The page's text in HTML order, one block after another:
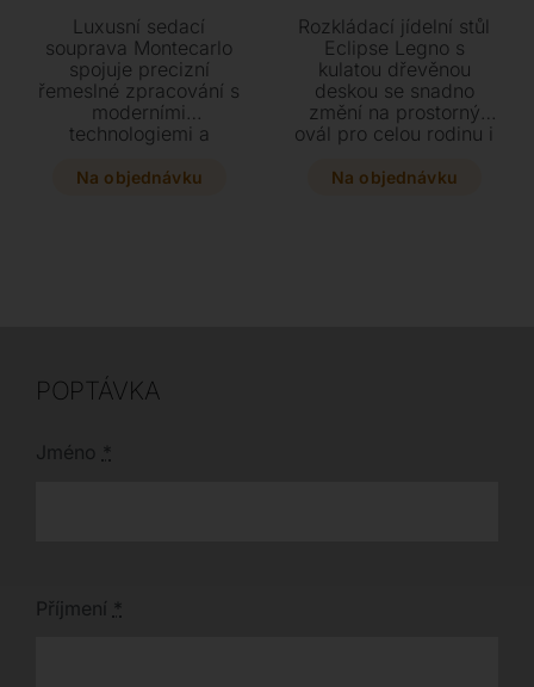
Luxusní sedací
souprava Montecarlo
spojuje precizní
řemeslné zpracování s
moderními
technologiemi a
designem. Dopřejte si
Na objednávku
Rozkládací jídelní stůl
Eclipse Legno s
kulatou dřevěnou
deskou se snadno
změní na prostorný
ovál pro celou rodinu i
doplňuje stabilní
Na objednávku
POPTÁVKA
Jméno *
Příjmení *